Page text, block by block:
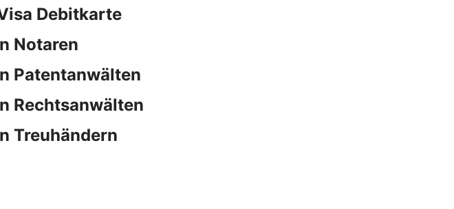
Debitkarte
Notaren
Patentanwälten
Rechtsanwälten
Treuhändern